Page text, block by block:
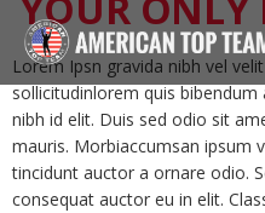
Lorem Ipsn gravida nibh vel
sollicitudinlorem quis
nibh id elit. Duis sed odio sit
mauris. Morbiaccumsan ipsum
tincidunt auctor a ornare odio.
consequat auctor eu in elit.